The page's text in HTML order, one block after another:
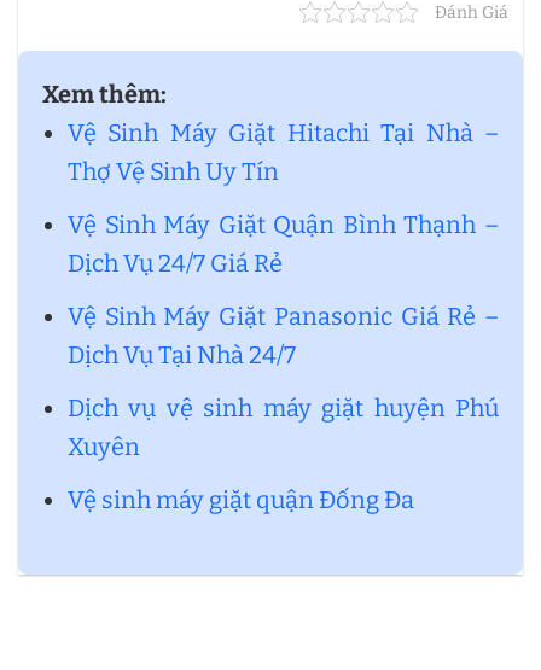
Đánh Giá
Xem thêm:
Vệ Sinh Máy Giặt Hitachi Tại Nhà –
Thợ Vệ Sinh Uy Tín
Vệ Sinh Máy Giặt Quận Bình Thạnh –
Dịch Vụ 24/7 Giá Rẻ
Vệ Sinh Máy Giặt Panasonic Giá Rẻ –
Dịch Vụ Tại Nhà 24/7
Dịch vụ vệ sinh máy giặt huyện Phú
Xuyên
Vệ sinh máy giặt quận Đống Đa